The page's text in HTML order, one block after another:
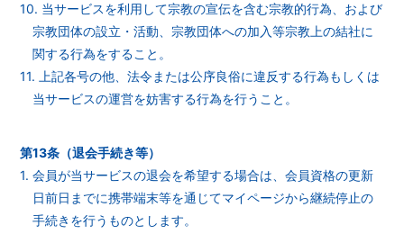
10. 当サービスを利用して宗教の宣伝を含む宗教的行為、および
宗教団体の設立・活動、宗教団体への加入等宗教上の結社に
関する行為をすること。
11. 上記各号の他、法令または公序良俗に違反する行為もしくは
当サービスの運営を妨害する行為を行うこと。
第13条（退会手続き等）
1. 会員が当サービスの退会を希望する場合は、会員資格の更新
日前日までに携帯端末等を通じてマイページから継続停止の
手続きを行うものとします。